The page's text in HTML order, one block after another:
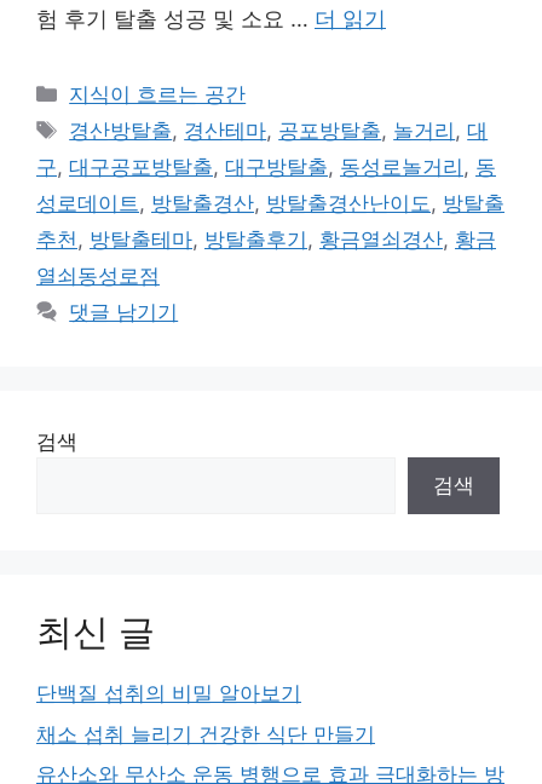
험 후기 탈출 성공 및 소요 … 더 읽기
카
테
리
지식이 흐르는 공간
태
그
경산방탈출, 경산테마, 공포방탈출, 놀거리 ,대
구, 대구공포방탈출, 대구방탈출, 동성로놀거리 , 동
성로데이트, 방탈출경산, 방탈출경산난이도, 방탈출
추천, 방탈출테마, 방탈출후기 , 황금열쇠경산, 황금
열쇠동성로점
댓글 남기기
검색
검색
최신 글
단백질 섭취의 비밀 알아보기
채소 섭취 늘리기 건강한 식단 만들기
유산소와 무산소 운동 병행으로 효과 극대화하는 방